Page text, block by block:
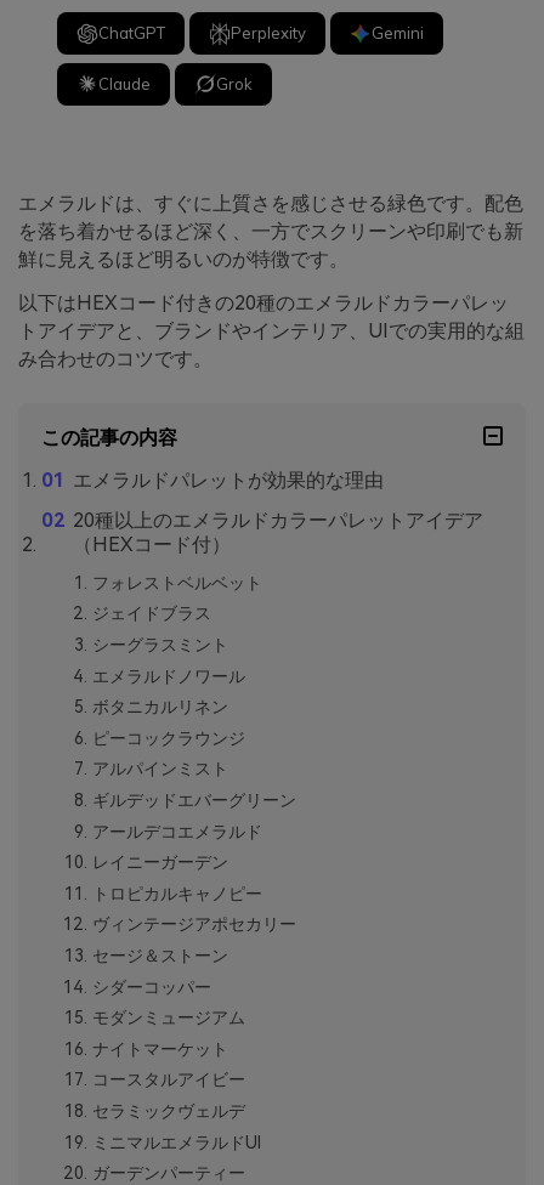
ChatGPT Perplexity Gemini
Claude Grok
エメラルドは、すぐに上質さを感じさせる緑色です。配色
を落ち着かせるほど深く、一方でスクリーンや印刷でも新
鮮に見えるほど明るいのが特徴です。
以下はHEXコード付きの20種のエメラルドカラーパレッ
トアイデアと、ブランドやインテリア、UIでの実用的な組
み合わせのコツです。
この記事の内容
エメラルドパレットが効果的な理由
20種以上のエメラルドカラーパレットアイデア
（HEXコード付）
フォレストベルベット
ジェイドブラス
シーグラスミント
エメラルドノワール
ボタニカルリネン
ピーコックラウンジ
アルパインミスト
ギルデッドエバーグリーン
アールデコエメラルド
レイニーガーデン
トロピカルキャノピー
ヴィンテージアポセカリー
セージ＆ストーン
シダーコッパー
モダンミュージアム
ナイトマーケット
コースタルアイビー
セラミックヴェルデ
ミニマルエメラルドUI
ガーデンパーティー